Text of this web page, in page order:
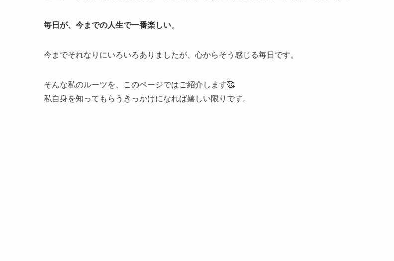
毎日が、今までの人生で一番楽しい。
今までそれなりにいろいろありましたが、心からそう感じる毎日です。
そんな私のルーツを、このページではご紹介します🥰
私自身を知ってもらうきっかけになれば嬉しい限りです。